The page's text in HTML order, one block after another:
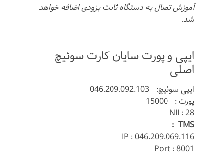
آموزش تصال به دستگاه ثابت بزودی اضافه خواهد
شد.
ایپی و پورت سایان کارت سوئیچ
اصلی
ایپی سوئیچ: 046.209.092.103
پورت : 15000
NII : 28
TMS :
IP : 046.209.069.116
Port : 8001